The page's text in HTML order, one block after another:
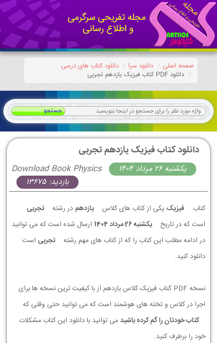
صفحه اصلی دانلود سرا
دانلود کتاب های درسی
دانلود PDF کتاب فیزیک یازدهم تجربی
دانلود کتاب فیزیک یازدهم تجربی
Download Book Physics
يكشنبه 26 مرداد 1404
بازدید: 13675
کتاب فیزیک یکی از کتاب های کلاس یازدهم در رشته
تجربی
است که در تاریخ
يكشنبه 26 مرداد 1404
ارسال شده است که می توانید
در ادامه مطلب این کتاب را که از کتاب های مهم رشته
تجربی است
دانلود کنید.
نسخه PDF کتاب فیزیک کلاس یازدهم از با کیفیت ترین نسخه ها برای
اجرا در کلاس و تخته های هوشمند است که می توانید حتی وقتی که
کتاب خودتان را گم کرده باشیدمی توانید با دانلود این کتاب مشکلات
خود را برطرف کنید.